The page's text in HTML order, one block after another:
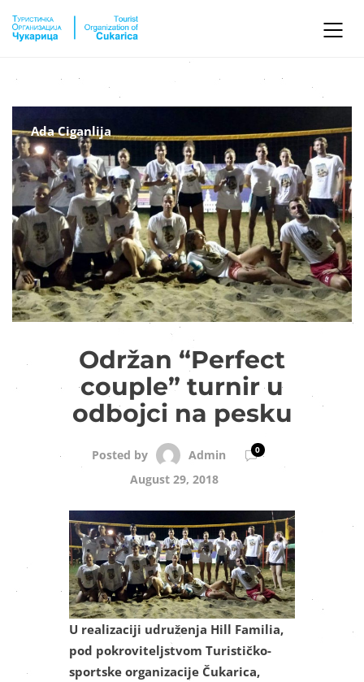
Ada Ciganlija
Održan “Perfect
couple” turnir u
odbojci na pesku
Posted by Admin 0
August 29, 2018
U realizaciji udruženja Hill Familia,
pod pokroviteljstvom Turističko-
sportske organizacije Čukarica,